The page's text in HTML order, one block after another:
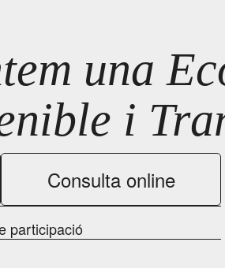
una
i
Consulta online
participació